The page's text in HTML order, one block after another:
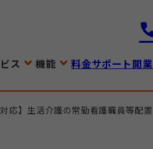
ス 機能 料金サポート開
応】生活介護の常勤看護職員等配